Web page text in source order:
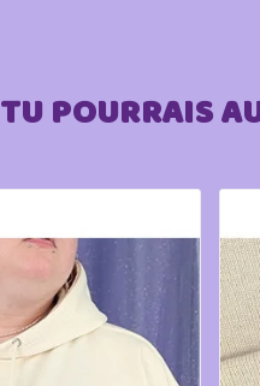
TU POURRAIS